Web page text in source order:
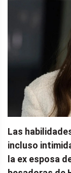
Las
incluso
la ex esposa